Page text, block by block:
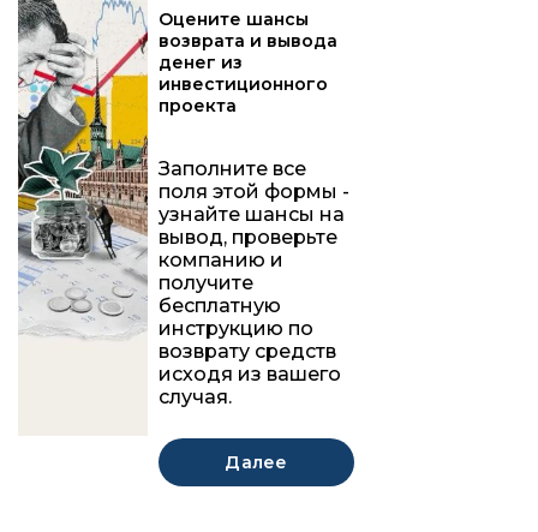
Оцените шансы
возврата и вывода
денег из
инвестиционного
проекта
Заполните все
поля этой формы -
узнайте шансы на
вывод, проверьте
компанию и
получите
бесплатную
инструкцию по
возврату средств
исходя из вашего
случая.